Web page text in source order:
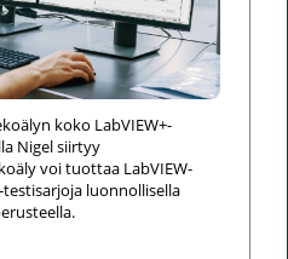
koko LabVIEW+-
Nigel siirtyy
voi tuottaa LabVIEW-
luonnollisella